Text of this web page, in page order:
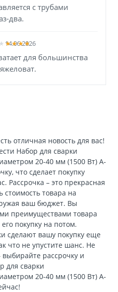
с трубами
два.
14.06.2026
для большинства
отличная новость для вас!
Набор для сварки
20-40 мм (1500 Вт) A-
что сделает покупку
Рассрочка – это прекрасная
стоимость товара на
ваш бюджет. Вы
преимуществами товара
покупку на потом.
сделают вашу покупку еще
что не упустите шанс. Не
рассрочку и
для сварки
20-40 мм (1500 Вт) A-